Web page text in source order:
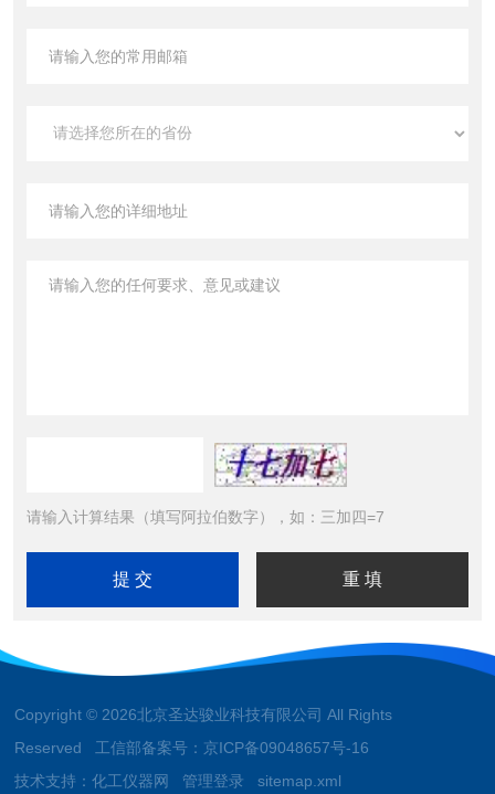
请输入计算结果（填写阿拉伯数字），如：三加四=7
Copyright © 2026北京圣达骏业科技有限公司 All Rights
Reserved 工信部备案号： 京ICP备09048657号-16
技术支持：化工仪器网 管理登录 sitemap.xml